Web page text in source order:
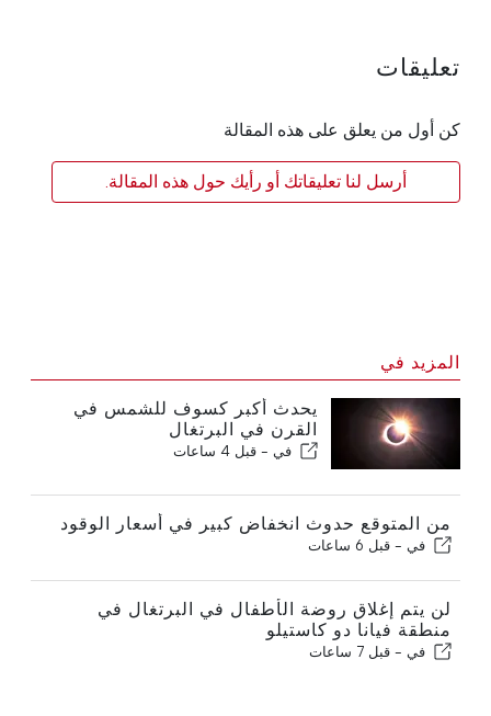
تعليقات
كن أول من يعلق على هذه المقالة
أرسل لنا تعليقاتك أو رأيك حول هذه المقالة.
المزيد في
يحدث أكبر كسوف للشمس في
القرن في البرتغال
في - قبل 4 ساعات
من المتوقع حدوث انخفاض كبير في أسعار الوقود
في - قبل 6 ساعات
لن يتم إغلاق روضة الأطفال في البرتغال في
منطقة فيانا دو كاستيلو
في - قبل 7 ساعات